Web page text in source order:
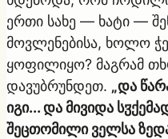
ერთი სახე — ხატი —
მოვლენებისა, ხოლო
ყოფილიყო? მაგრამ
დავუბრუნდეთ. „და
იგი... და მივიდა
შეცთომილი ველსა